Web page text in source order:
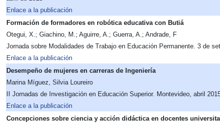
Enlace a la publicación
Formación de formadores en robótica educativa con Butiá
Otegui, X.; Giachino, M.; Aguirre, A.; Guerra, A.; Andrade, F
Jornada sobre Modalidades de Trabajo en Educación Permanente. 3 de
Enlace a la publicación
Desempeño de mujeres en carreras de Ingeniería
Marina Míguez, Silvia Loureiro
II Jornadas de Investigación en Educación Superior. Montevideo, abril
Enlace a la publicación
Concepciones sobre ciencia y acción didáctica en docentes